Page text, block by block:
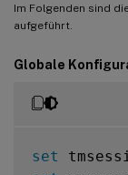
Im Folgenden sind
aufgeführt.
Globale
set